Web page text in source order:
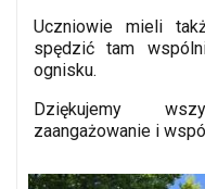
Uczniowie mieli
spędzić tam
ognisku.
Dziękujemy
zaangażowanie i